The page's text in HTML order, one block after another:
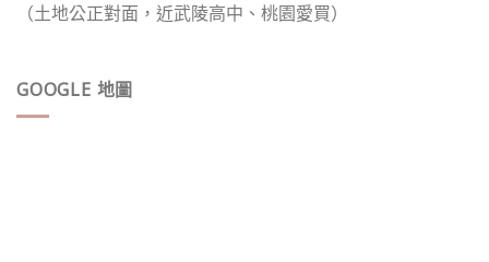
（土地公正對面，近武陵高中、桃園愛買）
GOOGLE 地圖